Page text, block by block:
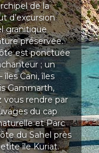
de la
d’excursion
granitique
préservée.
est ponctuée
; un
Cani, îles
Gammarth,
vous rendre par
du cap
et Parc
du Sahel près
île Kuriat.